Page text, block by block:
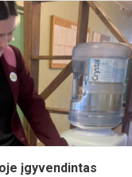
įgyvendintas